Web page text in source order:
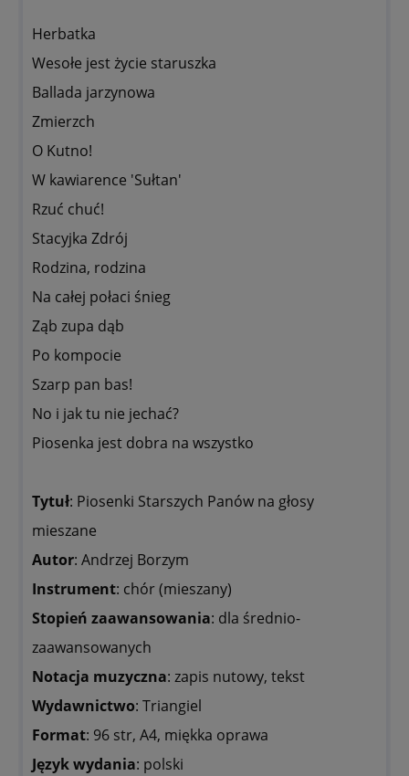
Herbatka
Wesołe jest życie staruszka
Ballada jarzynowa
Zmierzch
O Kutno!
W kawiarence 'Sułtan'
Rzuć chuć!
Stacyjka Zdrój
Rodzina, rodzina
Na całej połaci śnieg
Ząb zupa dąb
Po kompocie
Szarp pan bas!
No i jak tu nie jechać?
Piosenka jest dobra na wszystko
Tytuł: Piosenki Starszych Panów na głosy
mieszane
Autor: Andrzej Borzym
Instrument: chór (mieszany)
Stopień zaawansowania: dla średnio-
zaawansowanych
Notacja muzyczna: zapis nutowy, tekst
Wydawnictwo: Triangiel
Format: 96 str, A4, miękka oprawa
Język wydania: polski